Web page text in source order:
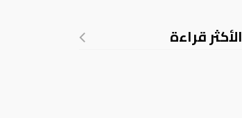
الأكثر قراءة